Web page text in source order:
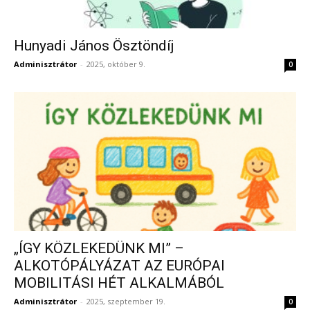
Hunyadi János Ösztöndíj
Adminisztrátor - 2025, október 9. 0
„ÍGY KÖZLEKEDÜNK MI” –
ALKOTÓPÁLYÁZAT AZ EURÓPAI
MOBILITÁSI HÉT ALKALMÁBÓL
Adminisztrátor - 2025, szeptember 19. 0